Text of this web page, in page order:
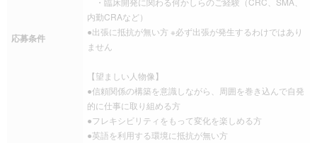
応募条件
内勤CRAなど）
●出張に抵抗が無い方 ※必ず出張が発生するわけではあり
ません
【望ましい人物像】
●信頼関係の構築を意識しながら、周囲を巻き込んで自発
的に仕事に取り組める方
●フレキシビリティをもって変化を楽しめる方
●英語を利用する環境に抵抗が無い方